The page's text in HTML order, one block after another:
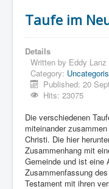
Taufe im
Details
Written by Eddy Lanz
Category:
Published: 20
Hits: 23075
Die verschiedenen
miteinander
Christi. Die hier
Zusammenhang mit
Gemeinde und ist eine
Zusammenfassung
Testament mit ihren